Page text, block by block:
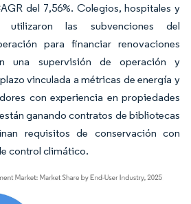
del 7,56%. Colegios, hospitales y
utilizaron las subvenciones del
para financiar renovaciones
una supervisión de operación y
vinculada a métricas de energía y
con experiencia en propiedades
ganando contratos de bibliotecas
requisitos de conservación con
control climático.